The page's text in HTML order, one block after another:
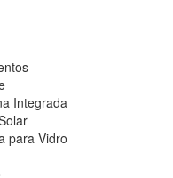
Integrada
para Vidro